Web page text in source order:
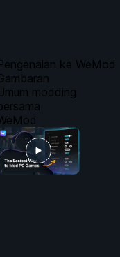
ke WeMod
modding